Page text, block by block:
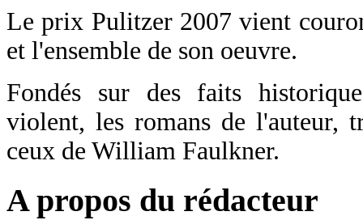
Le prix Pulitzer 2007 vient
et l'ensemble de son oeuvre.
Fondés sur des faits
violent, les romans de l'auteur,
ceux de William Faulkner.
A propos du rédacteur